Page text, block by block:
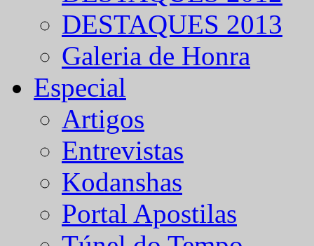
DESTAQUES 2013
Galeria de Honra
Especial
Artigos
Entrevistas
Kodanshas
Portal Apostilas